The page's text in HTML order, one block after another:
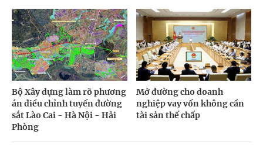
Bộ Xây dựng làm rõ phương
án điều chỉnh tuyến đường
sắt Lào Cai - Hà Nội - Hải
Phòng
Mở đường cho doanh
nghiệp vay vốn không cần
tài sản thế chấp